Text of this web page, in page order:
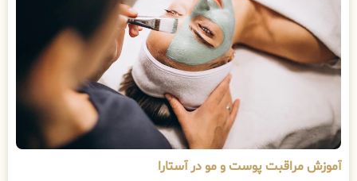
آموزش مراقبت پوست و مو در آستارا